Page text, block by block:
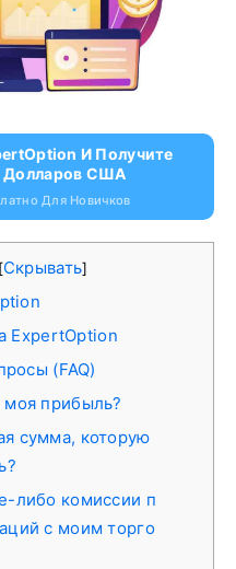
И Получите
Долларов США
Для Новичков
[Скрывать]
ExpertOption
(FAQ)
моя прибыль?
сумма, которую
либо комиссии п
с моим торго